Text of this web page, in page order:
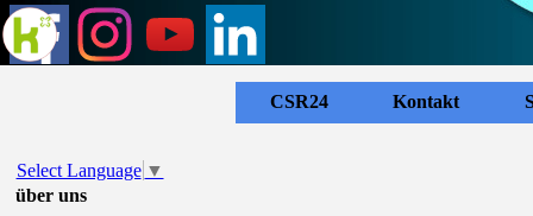
CSR24 Kontakt
Select Language ▼
über uns